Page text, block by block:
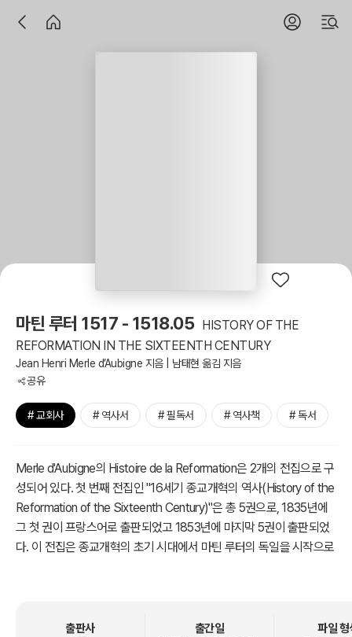
마틴 루터 1517 - 1518.05
HISTORY OF THE
REFORMATION IN THE SIXTEENTH CENTURY
Jean Henri Merle d’Aubigne 지음 | 남태현 옮김 지음
공유
# 교회사 # 역사서 # 필독서 # 역사책 # 독서
Merle d'Aubigne의 Histoire de la Reformation은 2개의 전집으로 구
성되어 있다. 첫 번째 전집인 "16세기 종교개혁의 역사(History of the
Reformation of the Sixteenth Century)"은 총 5권으로, 1835년에
그 첫 권이 프랑스어로 출판되었고 1853년에 마지막 5권이 출판되었
다. 이 전집은 종교개혁의 초기 시대에서 마틴 루터의 독일을 시작으로
의 언어로 번역되었고, 유럽과 미국에서 대단한 호평을 받았다. 후속으
출판사
출간일
파일 형